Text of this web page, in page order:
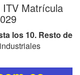
ITV Matrícula
los 10. Resto de